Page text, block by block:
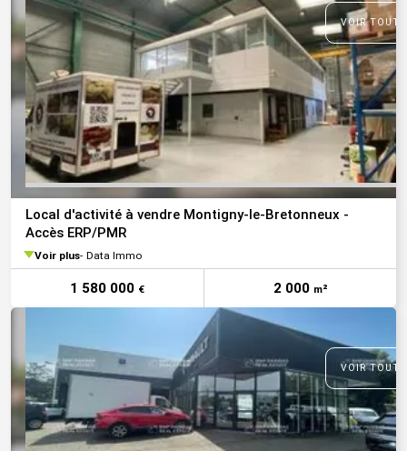
VOIR
Local d'activité à vendre Montigny-le-Bretonneux -
Accès ERP/PMR
Voir plus Data Immo
1 580 000 € 2 000 m²
VOIR